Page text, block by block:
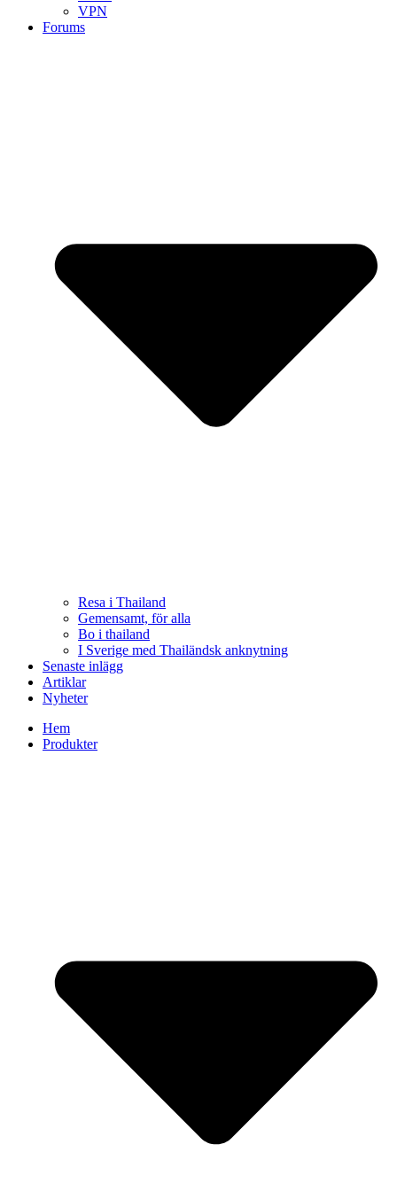
VPN
Forums
Resa i Thailand
Gemensamt, för alla
Bo i thailand
I Sverige med Thailändsk anknytning
Senaste inlägg
Artiklar
Nyheter
Hem
Produkter